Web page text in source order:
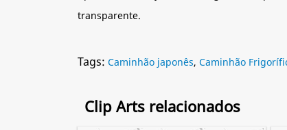
transparente.
Tags: Caminhão japonês, Caminhão
Clip Arts relacionados